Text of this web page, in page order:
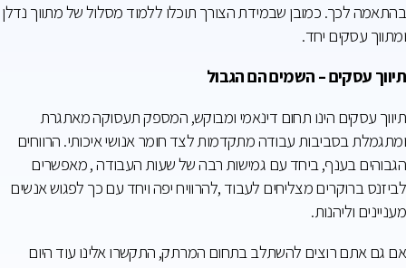
בהתאמה לכך. כמובן שבמידת הצורך תוכלו ללמוד מסלול של מתווך נדלן
ומתווך עסקים יחד.
תיווך עסקים – השמים הם הגבול
תיווך עסקים הינו תחום דינאמי ומבוקש, המספק תעסוקה מאתגרת
ומתגמלת בסביבות עבודה מתקדמות לצד חומר אנושי איכותי. הרווחים
הגבוהים בענף, ביחד עם גמישות רבה של שעות העבודה , מאפשרים
לביזנס ברוקרים מצליחים לעבוד ,להרוויח יפה ויחד עם כך לפגוש אנשים
מעניינים וליהנות.
אם גם אתם רוצים להשתלב בתחום המרתק, התקשרו אלינו עוד היום